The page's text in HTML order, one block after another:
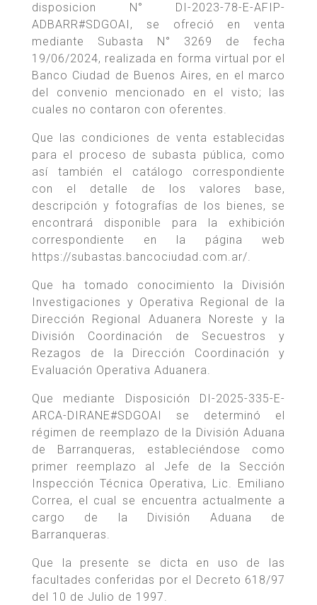
disposicion N° DI-2023-78-E-AFIP-
ADBARR#SDGOAI, se ofreció en venta
mediante Subasta N° 3269 de fecha
19/06/2024, realizada en forma virtual por el
Banco Ciudad de Buenos Aires, en el marco
del convenio mencionado en el visto; las
cuales no contaron con oferentes.
Que las condiciones de venta establecidas
para el proceso de subasta pública, como
así también el catálogo correspondiente
con el detalle de los valores base,
descripción y fotografías de los bienes, se
encontrará disponible para la exhibición
correspondiente en la página web
https://subastas.bancociudad.com.ar/.
Que ha tomado conocimiento la División
Investigaciones y Operativa Regional de la
Dirección Regional Aduanera Noreste y la
División Coordinación de Secuestros y
Rezagos de la Dirección Coordinación y
Evaluación Operativa Aduanera.
Que mediante Disposición DI-2025-335-E-
ARCA-DIRANE#SDGOAI se determinó el
régimen de reemplazo de la División Aduana
de Barranqueras, estableciéndose como
primer reemplazo al Jefe de la Sección
Inspección Técnica Operativa, Lic. Emiliano
Correa, el cual se encuentra actualmente a
cargo de la División Aduana de
Barranqueras.
Que la presente se dicta en uso de las
facultades conferidas por el Decreto 618/97
del 10 de Julio de 1997.